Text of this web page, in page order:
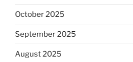
October 2025
September 2025
August 2025